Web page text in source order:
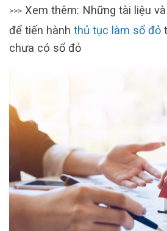
>>> Xem thêm: Những tài liệu
để tiến hành thủ tục làm sổ đỏ
chưa có sổ đỏ